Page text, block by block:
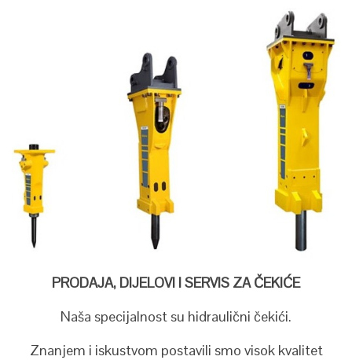
PRODAJA, DIJELOVI I SERVIS ZA ČEKIĆE
Naša specijalnost su hidraulični čekići.
Znanjem i iskustvom postavili smo visok kvalitet